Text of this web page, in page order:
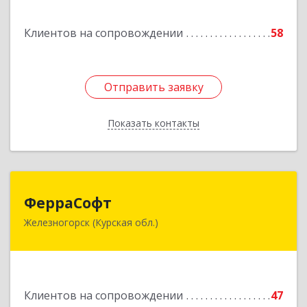
Клиентов на сопровождении 58
Отправить заявку
Показать контакты
Отправить заявку
Назад
ФерраСофт
Железногорск (Курская обл.)
Клиентов на сопровождении 47
307179, Курская обл, Железногорск г, Ленина ул,